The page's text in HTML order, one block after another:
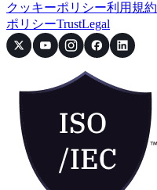
クッキーポリシー利用規約
ポリシーTrustLegal